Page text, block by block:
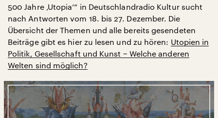
500 Jahre ‚Utopia‘“ in Deutschlandradio Kultur sucht
nach Antworten vom 18. bis 27. Dezember. Die
Übersicht der Themen und alle bereits gesendeten
Beiträge gibt es hier zu lesen und zu hören: Utopien in
Politik, Gesellschaft und Kunst − Welche anderen
Welten sind möglich?